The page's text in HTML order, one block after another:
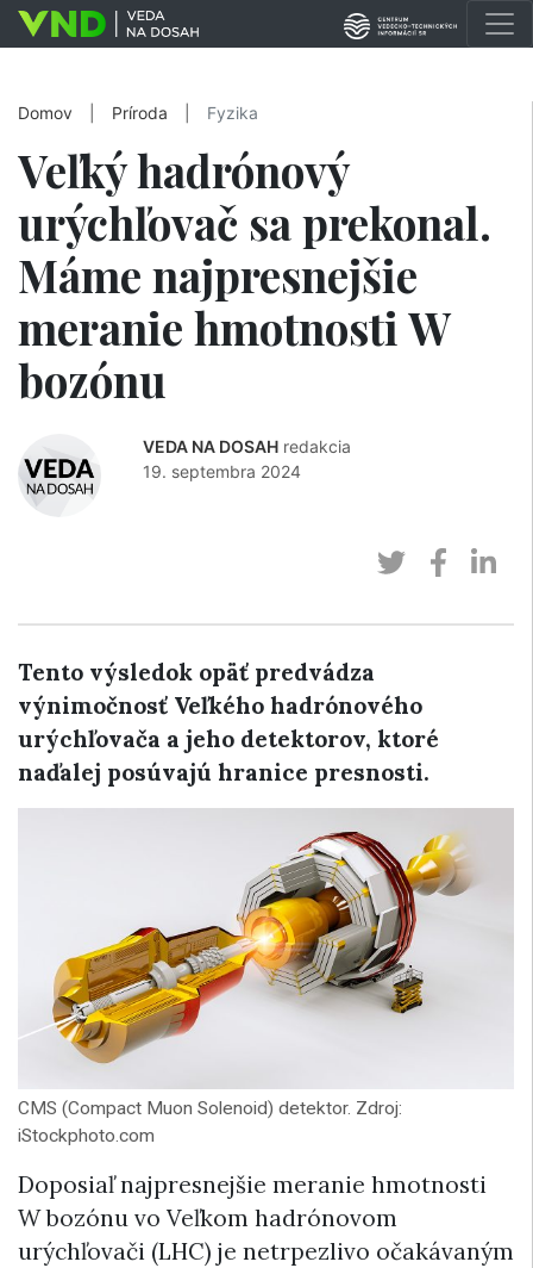
Domov Príroda Fyzika
Veľký hadrónový
urýchľovač sa prekonal.
Máme najpresnejšie
meranie hmotnosti W
bozónu
VEDA NA DOSAH redakcia
19. septembra 2024
Tento výsledok opäť predvádza
výnimočnosť Veľkého hadrónového
urýchľovača a jeho detektorov, ktoré
naďalej posúvajú hranice presnosti.
CMS (Compact Muon Solenoid) detektor. Zdroj:
iStockphoto.com
Doposiaľ najpresnejšie meranie hmotnosti
W bozónu vo Veľkom hadrónovom
urýchľovači (LHC) je netrpezlivo očakávaným